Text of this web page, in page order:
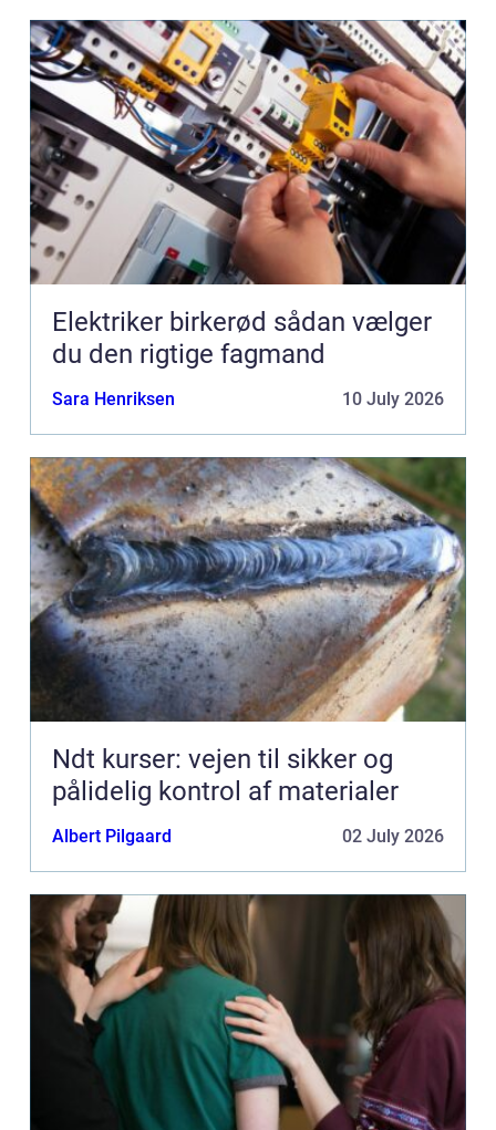
Elektriker birkerød sådan vælger
du den rigtige fagmand
Sara Henriksen 10 July 2026
Ndt kurser: vejen til sikker og
pålidelig kontrol af materialer
Albert Pilgaard 02 July 2026